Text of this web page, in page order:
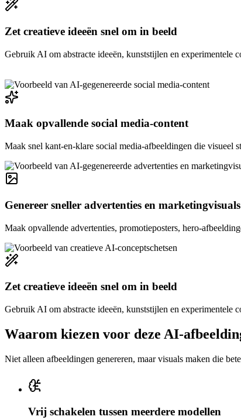
Zet creatieve ideeën snel om in beeld
Gebruik AI om abstracte ideeën, kunststijlen en experimentele
Maak opvallende social media-content
Maak snel kant-en-klare social media-afbeeldingen die visueel
Genereer sneller advertenties en marketingvisuals
Maak opvallende advertenties, promotieposters, hero-
Zet creatieve ideeën snel om in beeld
Gebruik AI om abstracte ideeën, kunststijlen en experimentele
Waarom kiezen voor deze AI-
Niet alleen afbeeldingen genereren, maar visuals maken die
Vrij schakelen tussen meerdere modellen